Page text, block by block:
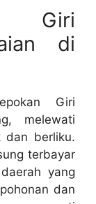
Giri
di
Giri
melewati
dan berliku.
terbayar
yang
dan